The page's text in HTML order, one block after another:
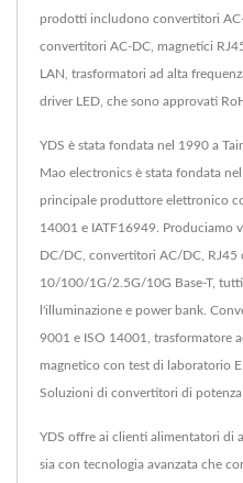
prodotti includono convertitori
convertitori AC-DC, magnetici
LAN, trasformatori ad alta
driver LED, che sono approvati
YDS è stata fondata nel 1990 a
Mao electronics è stata fondata
principale produttore elettronico
14001 e IATF16949. Produciamo
DC/DC, convertitori AC/DC, RJ45
10/100/1G/2.5G/10G Base-T,
l'illuminazione e power bank.
9001 e ISO 14001, trasformatore
magnetico con test di laboratorio
Soluzioni di convertitori di potenza
YDS offre ai clienti alimentatori di
sia con tecnologia avanzata che